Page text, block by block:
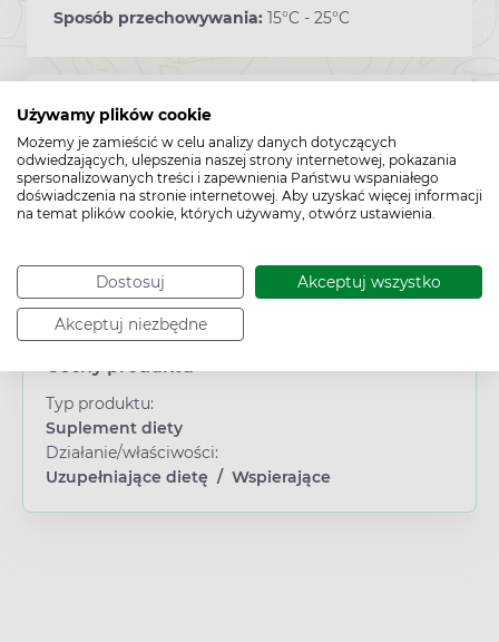
Używamy plików cookie
Możemy je zamieścić w celu analizy danych dotyczących
odwiedzających, ulepszenia naszej strony internetowej, pokazania
spersonalizowanych treści i zapewnienia Państwu wspaniałego
doświadczenia na stronie internetowej. Aby uzyskać więcej informacji
na temat plików cookie, których używamy, otwórz ustawienia.
Dostosuj Akceptuj wszystko
Akceptuj niezbędne
Sposób przechowywania: 15°C - 25°C
Kod EAN:5902891179344
Typ produktu:
Suplement diety
Działanie/właściwości:
Uzupełniające dietę / Wspierające